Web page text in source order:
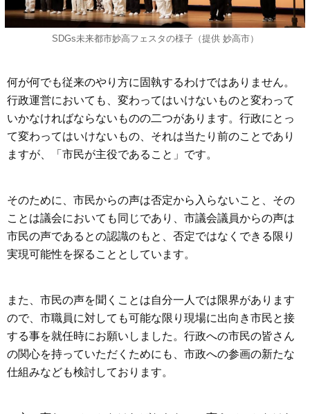
SDGs未来都市妙高フェスタの様子（提供 妙高市）
何が何でも従来のやり方に固執するわけではありません。
行政運営においても、変わってはいけないものと変わって
いかなければならないものの二つがあります。行政にとっ
て変わってはいけないもの、それは当たり前のことであり
ますが、「市民が主役であること」です。
そのために、市民からの声は否定から入らないこと、その
ことは議会においても同じであり、市議会議員からの声は
市民の声であるとの認識のもと、否定ではなくできる限り
実現可能性を探ることとしています。
また、市民の声を聞くことは自分一人では限界があります
ので、市職員に対しても可能な限り現場に出向き市民と接
する事を就任時にお願いしました。行政への市民の皆さん
の関心を持っていただくためにも、市政への参画の新たな
仕組みなども検討しております。